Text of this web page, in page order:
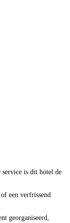
is dit hotel de
een verfrissend
georganiseerd,